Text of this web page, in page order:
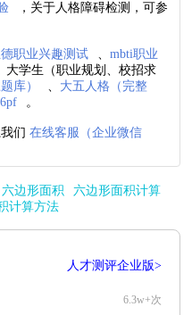
，关于人格障碍检测，可参
职业兴趣测试 、mbti职业
大学生（职业规划、校招求
库） 、 大五人格（完整
。
我们在线客服（企业微信
六边形面积
六边形面积计算
计算方法
人才测评企业版>
6.3w+次